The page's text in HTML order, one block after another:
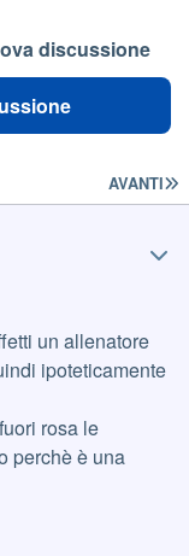
discussione
AVANTI
un allenatore
ipoteticamente
rosa le
perchè è una